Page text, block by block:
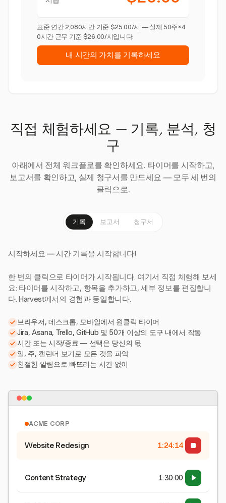
표준 연간 2,080시간 기준 $25.00/시 — 실제 50주×4
0시간 근무 기준 $26.00/시입니다.
내 시간의 가치를 기록하세요
직접 체험하세요 — 기록, 분석, 청
구
아래에서 전체 워크플로를 확인하세요. 타이머를 시작하고,
보고서를 확인하고, 실제 청구서를 만드세요 — 모두 세 번의
클릭으로.
기록 보고서 청구서
시작하세요 — 시간 기록을 시작합니다!
한 번의 클릭으로 타이머가 시작됩니다. 여기서 직접 체험해 보세
요: 타이머를 시작하고, 항목을 추가하고, 세부 정보를 편집합니
다. Harvest에서의 경험과 동일합니다.
브라우저, 데스크톱, 모바일에서 원클릭 타이머
Jira, Asana, Trello, GitHub 및 50개 이상의 도구 내에서 작동
시간 또는 시작/종료 — 선택은 당신의 몫
일, 주, 캘린더 보기로 모든 것을 파악
친절한 알림으로 빠뜨리는 시간 없이
ACME CORP
Website Redesign 1:24:15
Content Strategy 1:30:00